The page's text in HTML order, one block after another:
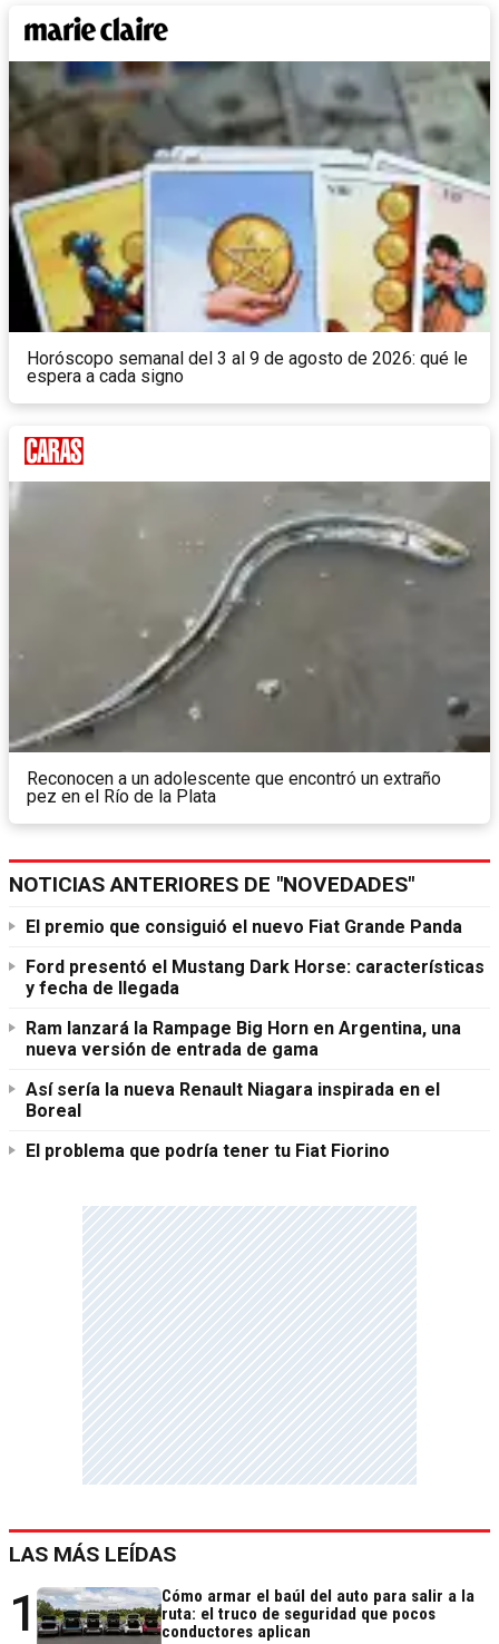
Horóscopo semanal del 3 al 9 de agosto de 2026: qué le
espera a cada signo
Reconocen a un adolescente que encontró un extraño
pez en el Río de la Plata
NOTICIAS ANTERIORES DE "NOVEDADES"
El premio que consiguió el nuevo Fiat Grande Panda
Ford presentó el Mustang Dark Horse: características
y fecha de llegada
Ram lanzará la Rampage Big Horn en Argentina, una
nueva versión de entrada de gama
Así sería la nueva Renault Niagara inspirada en el
Boreal
El problema que podría tener tu Fiat Fiorino
LAS MÁS LEÍDAS
1
Cómo armar el baúl del auto para salir a la
ruta: el truco de seguridad que pocos
conductores aplican